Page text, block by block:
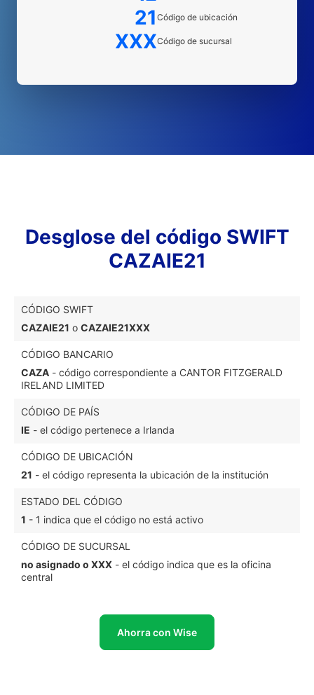
21 Código de ubicación
XXXCódigo de sucursal
Desglose del código SWIFT
CAZAIE21
CÓDIGO SWIFT
CAZAIE21 o CAZAIE21XXX
CÓDIGO BANCARIO
CAZA - código correspondiente a CANTOR FITZGERALD
IRELAND LIMITED
CÓDIGO DE PAÍS
IE - el código pertenece a Irlanda
CÓDIGO DE UBICACIÓN
21 - el código representa la ubicación de la institución
ESTADO DEL CÓDIGO
1 - 1 indica que el código no está activo
CÓDIGO DE SUCURSAL
no asignado o XXX - el código indica que es la oficina
central
Ahorra con Wise